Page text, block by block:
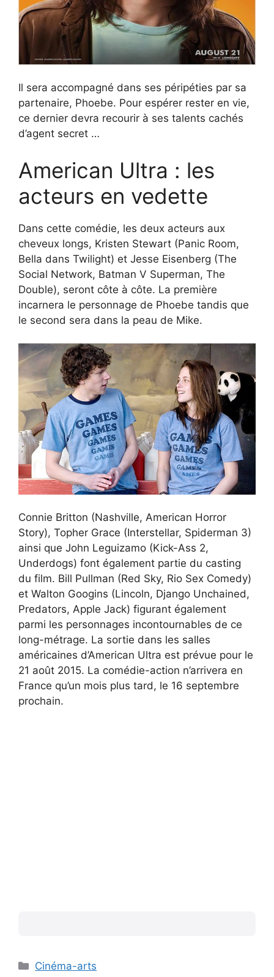
Il sera accompagné dans ses péripéties par sa
partenaire, Phoebe. Pour espérer rester en vie,
ce dernier devra recourir à ses talents cachés
d’agent secret …
American Ultra : les
acteurs en vedette
Dans cette comédie, les deux acteurs aux
cheveux longs, Kristen Stewart (Panic Room,
Bella dans Twilight) et Jesse Eisenberg (The
Social Network, Batman V Superman, The
Double), seront côte à côte. La première
incarnera le personnage de Phoebe tandis que
le second sera dans la peau de Mike.
Connie Britton (Nashville, American Horror
Story), Topher Grace (Interstellar, Spiderman 3)
ainsi que John Leguizamo (Kick-Ass 2,
Underdogs) font également partie du casting
du film. Bill Pullman (Red Sky, Rio Sex Comedy)
et Walton Googins (Lincoln, Django Unchained,
Predators, Apple Jack) figurant également
parmi les personnages incontournables de ce
long-métrage. La sortie dans les salles
américaines d’American Ultra est prévue pour le
21 août 2015. La comédie-action n’arrivera en
France qu’un mois plus tard, le 16 septembre
prochain.
Catégories
Cinéma-arts